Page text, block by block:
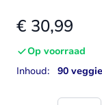
€ 30,99
Op voorraad
Inhoud:
90